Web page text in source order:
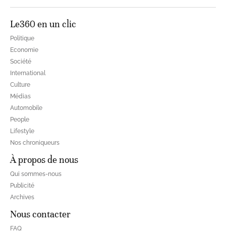
Le360 en un clic
Politique
Economie
Société
International
Culture
Médias
Automobile
People
Lifestyle
Nos chroniqueurs
À propos de nous
Qui sommes-nous
Publicité
Archives
Nous contacter
FAQ